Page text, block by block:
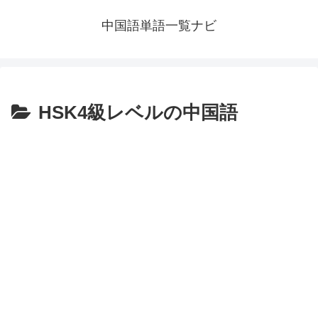
中国語単語一覧ナビ
HSK4級レベルの中国語